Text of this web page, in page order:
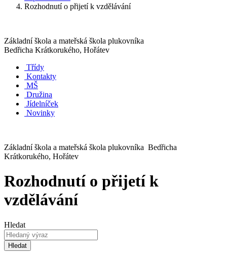
Rozhodnutí o přijetí k vzdělávání
Základní škola a mateřská škola plukovníka
Bedřicha Krátkorukého, Hořátev
Třídy
Kontakty
MŠ
Družina
Jídelníček
Novinky
Základní škola a mateřská škola plukovníka Bedřicha
Krátkorukého, Hořátev
Rozhodnutí o přijetí k
vzdělávání
Hledat
Hledat